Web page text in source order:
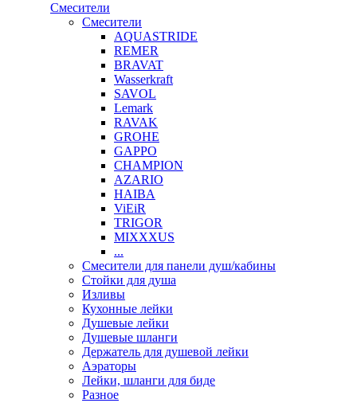
Смесители
Смесители
AQUASTRIDE
REMER
BRAVAT
Wasserkraft
SAVOL
Lemark
RAVAK
GROHE
GAPPO
CHAMPION
AZARIO
HAIBA
ViEiR
TRIGOR
MIXXXUS
...
Смесители для панели душ/кабины
Стойки для душа
Изливы
Кухонные лейки
Душевые лейки
Душевые шланги
Держатель для душевой лейки
Аэраторы
Лейки, шланги для биде
Разное